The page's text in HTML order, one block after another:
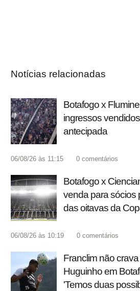
Notícias relacionadas
Botafogo x
ingressos
antecipada
06/08/26 às 11:15 0 comentários
Botafogo x
venda para sócios
das oitavas da
06/08/26 às 10:19 0 comentários
Franclim não
Huguinho em
'Temos duas